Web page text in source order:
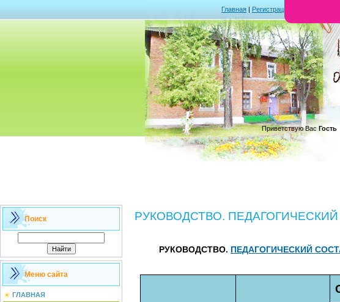
Главная | Регистрация
.
Приветствую Вас Гость
Поиск
Меню сайта
ГЛАВНАЯ
РУКОВОДСТВО.
РУКОВОДСТВО. ПЕДАГОГИЧЕСКИЙ